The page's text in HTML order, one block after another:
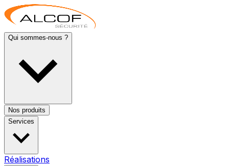
Qui sommes-nous ?
Nos produits
Services
Réalisations